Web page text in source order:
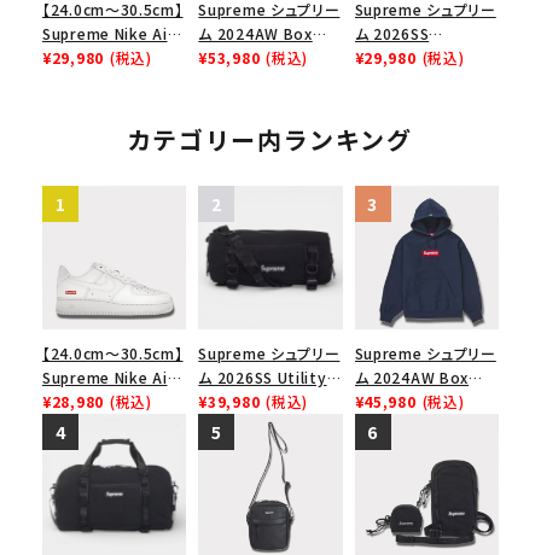
【24.0cm～30.5cm】
Supreme Nike Air
Force 1 Low シュプ
ューズ ブラック
¥29,980 (税込)
Supreme シュプリー
ム 2024AW Box
Logo Hooded
ブラック 黒
¥53,980 (税込)
Supreme シュプリー
ム 2026SS
Shoulder Bag ショ
¥29,980 (税込)
カテゴリー内ランキング
【24.0cm～30.5cm】
Supreme Nike Air
Force 1 Low シュプ
リーム ナイキエアフォ
ース１スニーカー シ
ューズ ホワイト
¥28,980 (税込)
Supreme シュプリー
ム 2026SS Utility
Bag ユーティリティ
バッグ ブラック
¥39,980 (税込)
Supreme シュプリー
ム 2024AW Box
Logo Hooded
Sweatshirt ボック
スロゴフードパーカー
ネイビー 紺
¥45,980 (税込)